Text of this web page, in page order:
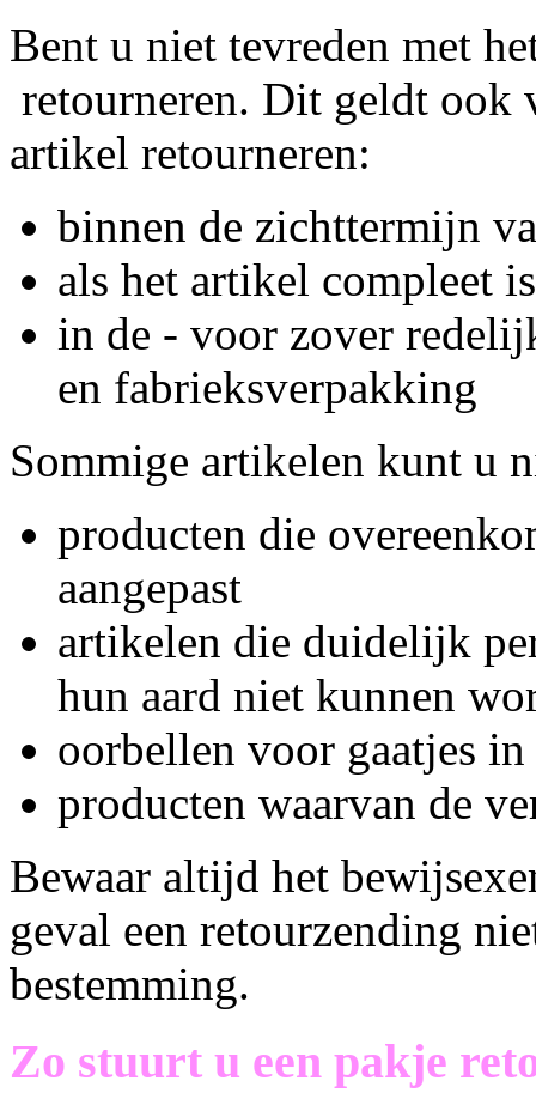
Bent u niet tevreden met
retourneren. Dit geldt ook
artikel retourneren:
binnen de zichttermijn
als het artikel compleet is
in de - voor zover
en fabrieksverpakking
Sommige artikelen kunt u
producten die
aangepast
artikelen die duidelijk
hun aard niet kunnen
oorbellen voor gaatjes in
producten waarvan de
Bewaar altijd het
geval een retourzending
bestemming.
Zo stuurt u een pakje